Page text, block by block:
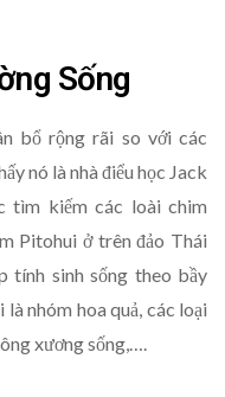
Sống
bổ rộng rãi so với các
nó là nhà điểu học Jack
tìm kiếm các loài chim
Pitohui ở trên đảo Thái
tính sinh sống theo bầy
nhóm hoa quả, các loại
xương sống,….